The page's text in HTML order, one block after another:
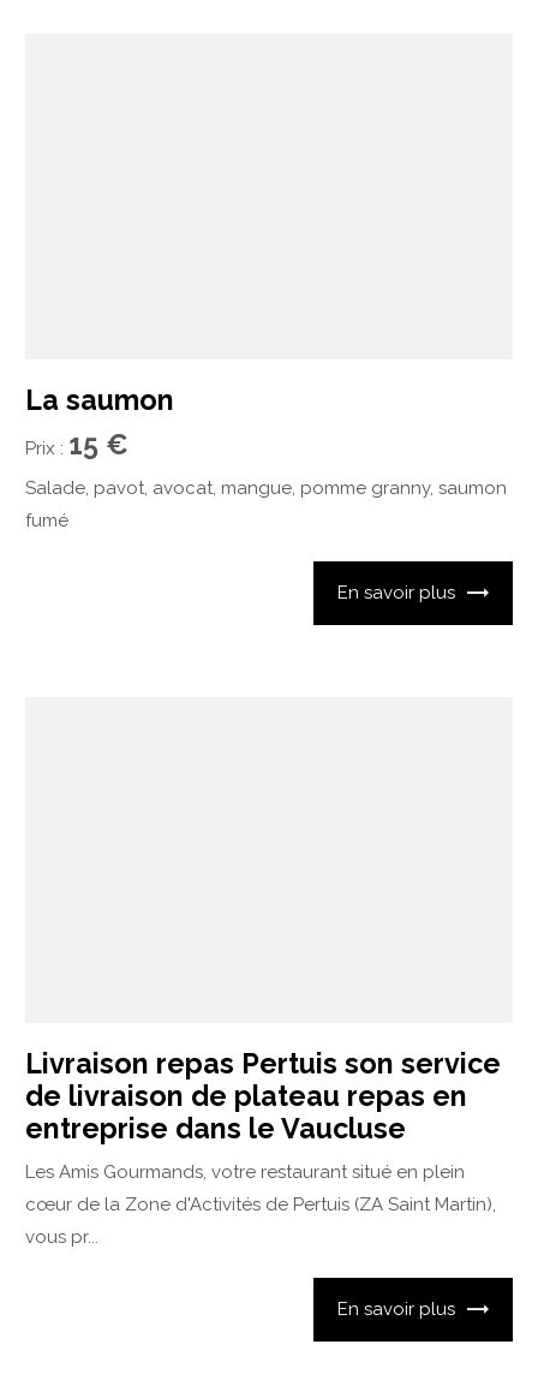
La saumon
Prix : 15 €
Salade, pavot, avocat, mangue, pomme granny, saumon
fumé
En savoir plus
Livraison repas Pertuis son service
de livraison de plateau repas en
entreprise dans le Vaucluse
Les Amis Gourmands, votre restaurant situé en plein
cœur de la Zone d'Activités de Pertuis (ZA Saint Martin),
vous pr...
En savoir plus